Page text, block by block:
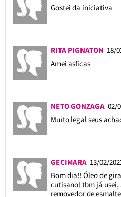
Gostei da iniciativa
RITA PIGNATON 18/
Amei asficas
NETO GONZAGA 02/
Muito legal seus
GECIMARA 13/02/
Bom dia!! Óleo de
cutisanol tbm já usei,
removedor de